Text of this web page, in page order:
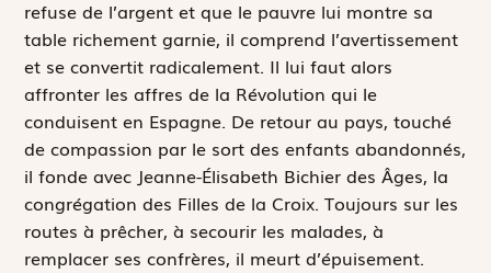
refuse de l’argent et que le pauvre lui montre sa
table richement garnie, il comprend l’avertissement
et se convertit radicalement. Il lui faut alors
affronter les affres de la Révolution qui le
conduisent en Espagne. De retour au pays, touché
de compassion par le sort des enfants abandonnés,
il fonde avec Jeanne-Élisabeth Bichier des Âges, la
congrégation des Filles de la Croix. Toujours sur les
routes à prêcher, à secourir les malades, à
remplacer ses confrères, il meurt d’épuisement.